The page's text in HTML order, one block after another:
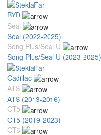
BYD
Seal
Seal (2022-2025)
Song Plus/Seal U
Song Plus/Seal U (2023-2025)
Cadillac
ATS
ATS (2013-2016)
CT5
CT5 (2019-2023)
CT6